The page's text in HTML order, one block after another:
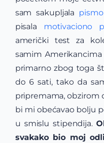
sam sakupljala
pisala motivaciono
američki test za
samim
primarno zbog toga
do 6 sati, tako da
pripremama, obzirom
bi mi obećavao bolju
u smislu stipendija.
svakako bio moj